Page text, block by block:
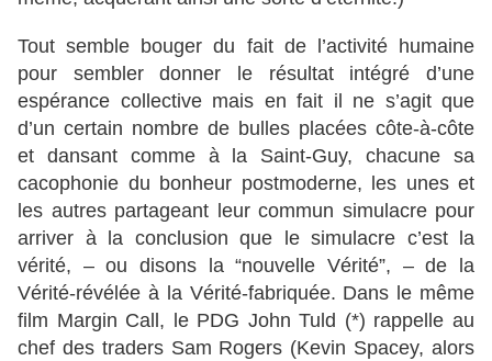
Tout semble bouger du fait de l’activité humaine
pour sembler donner le résultat intégré d’une
espérance collective mais en fait il ne s’agit que
d’un certain nombre de bulles placées côte-à-côte
et dansant comme à la Saint-Guy, chacune sa
cacophonie du bonheur postmoderne, les unes et
les autres partageant leur commun simulacre pour
arriver à la conclusion que le simulacre c’est la
vérité, – ou disons la “nouvelle Vérité”, – de la
Vérité-révélée à la Vérité-fabriquée. Dans le même
film Margin Call, le PDG John Tuld (*) rappelle au
chef des traders Sam Rogers (Kevin Spacey, alors